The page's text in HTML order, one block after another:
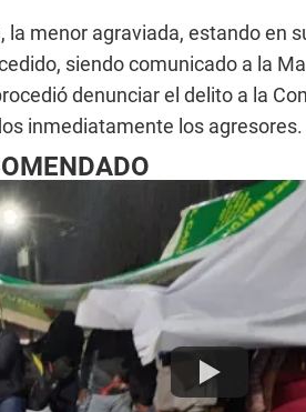
la menor agraviada, estando en
siendo comunicado a la
denunciar el delito a la
inmediatamente los agresores.